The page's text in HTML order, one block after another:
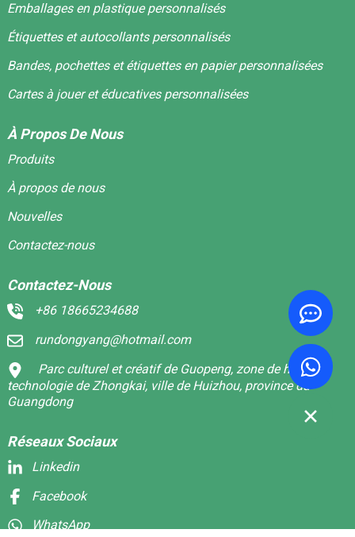
Emballages en plastique personnalisés
Étiquettes et autocollants personnalisés
Bandes, pochettes et étiquettes en papier personnalisées
Cartes à jouer et éducatives personnalisées
À Propos De Nous
Produits
À propos de nous
Nouvelles
Contactez-nous
Contactez-Nous
+86 18665234688
rundongyang@hotmail.com
Parc culturel et créatif de Guopeng, zone de haute
technologie de Zhongkai, ville de Huizhou, province du
Guangdong
Réseaux Sociaux
Linkedin
Facebook
WhatsApp